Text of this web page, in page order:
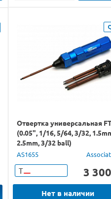
Отвертка универсальная
(0.05", 1/16, 5/64, 3/32,
2.5mm, 3/32 ball)
AS1655
Т 3 300
Нет в наличии